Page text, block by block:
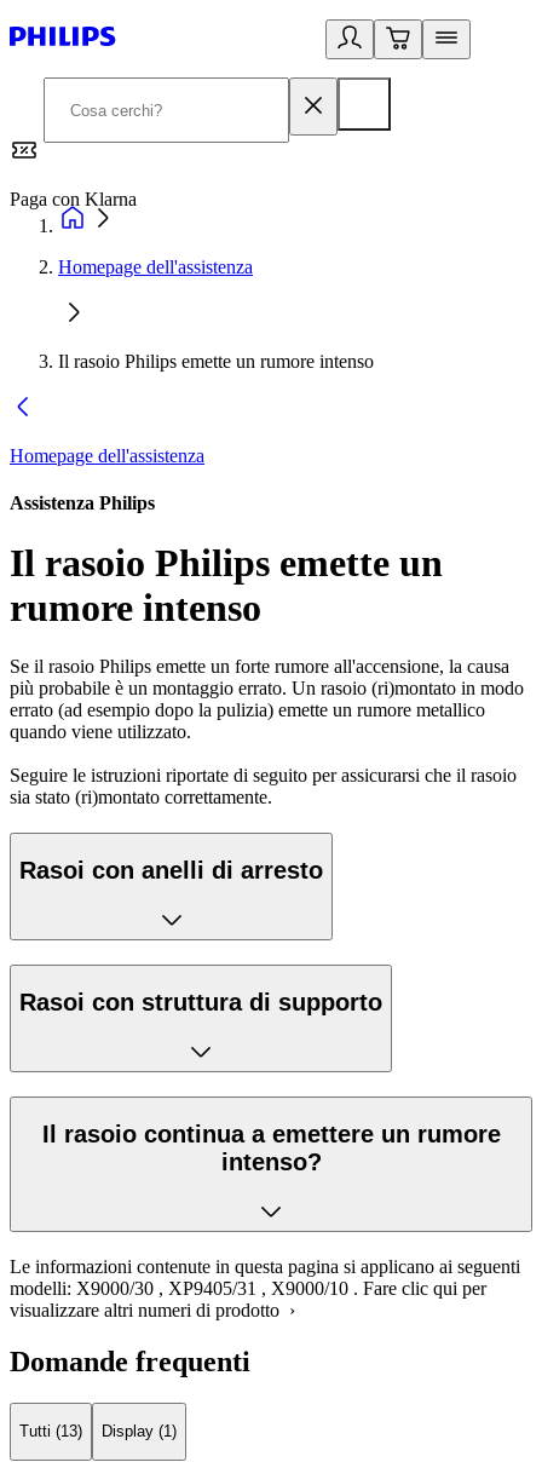
Paga con Klarna
Homepage dell'assistenza
Il rasoio Philips emette un rumore intenso
Homepage dell'assistenza
Assistenza Philips
Il rasoio Philips emette un
rumore intenso
Se il rasoio Philips emette un forte rumore all'accensione, la causa
più probabile è un montaggio errato. Un rasoio (ri)montato in modo
errato (ad esempio dopo la pulizia) emette un rumore metallico
quando viene utilizzato.
Seguire le istruzioni riportate di seguito per assicurarsi che il rasoio
sia stato (ri)montato correttamente.
Rasoi con anelli di arresto
Rasoi con struttura di supporto
Il rasoio continua a emettere un rumore
intenso?
Le informazioni contenute in questa pagina si applicano ai seguenti
modelli: X9000/30 , XP9405/31 , X9000/10 . Fare clic qui per
visualizzare altri numeri di prodotto ›
Domande frequenti
Tutti (13) Display (1)